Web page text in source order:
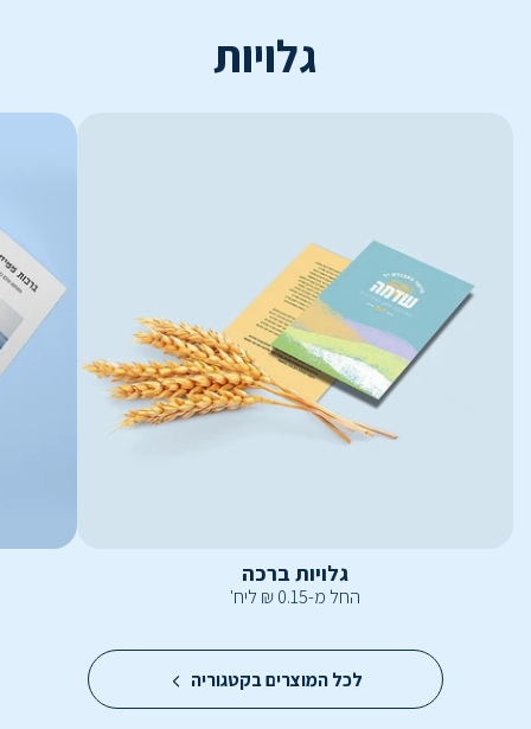
גלויות
גלויות ברכה
החל מ-0.15
₪ ליח'
לכל המוצרים בקטגוריה